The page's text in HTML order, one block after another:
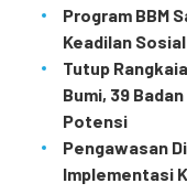
Program BBM
Keadilan
Tutup
Bumi, 39
Potensi
Pengawasan
Implementasi